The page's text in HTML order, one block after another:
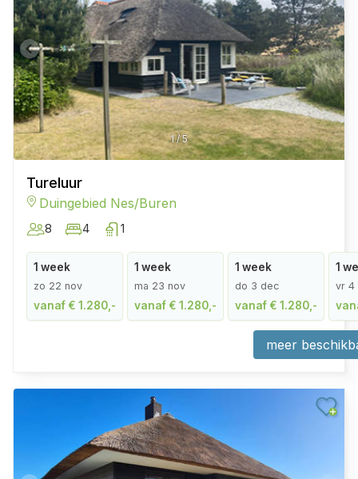
1/5
Tureluur
Duingebied Nes/Buren
8 4 1
1 week
zo 22 nov
vanaf € 1.280,-
1 week
ma 23 nov
vanaf € 1.280,-
1 week
do 3 dec
vanaf € 1.280,-
1
vr 4
meer